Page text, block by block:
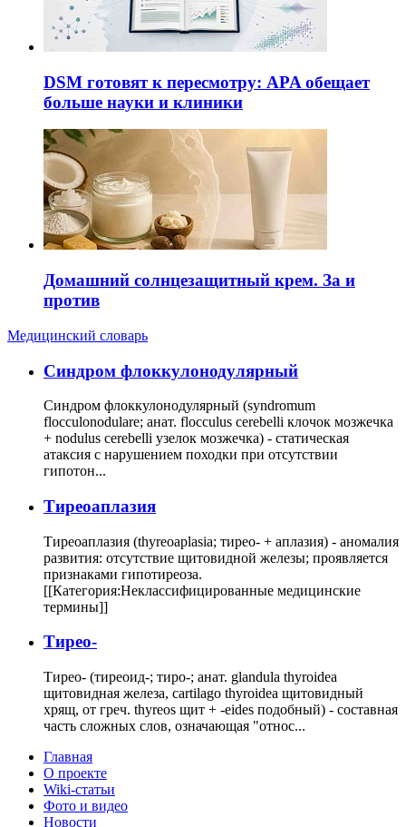
DSM готовят к пересмотру: APA обещает
больше науки и клиники
Домашний солнцезащитный крем. За и
против
Медицинский словарь
Cиндром флоккулонодулярный
Синдром флоккулонодулярный (syndromum
flocculonodulare; анат. flocculus cerebelli клочок мозжечка
+ nodulus cerebelli узелок мозжечка) - статическая
атаксия с нарушением походки при отсутствии
гипотон...
Тиреоаплазия
Тиреоаплазия (thyreoaplasia; тирео- + аплазия) - аномалия
развития: отсутствие щитовидной железы; проявляется
признаками гипотиреоза.
[[Категория:Неклассифицированные медицинские
термины]]
Тирео-
Тирео- (тиреоид-; тиро-; анат. glandula thyroidea
щитовидная железа, cartilago thyroidea щитовидный
хрящ, от греч. thyreos щит + -eides подобный) - составная
часть сложных слов, означающая "относ...
Главная
О проекте
Wiki-статьи
Фото и видео
Новости